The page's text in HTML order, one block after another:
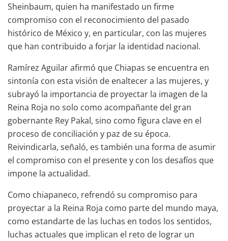
Sheinbaum, quien ha manifestado un firme
compromiso con el reconocimiento del pasado
histórico de México y, en particular, con las mujeres
que han contribuido a forjar la identidad nacional.
Ramírez Aguilar afirmó que Chiapas se encuentra en
sintonía con esta visión de enaltecer a las mujeres, y
subrayó la importancia de proyectar la imagen de la
Reina Roja no solo como acompañante del gran
gobernante Rey Pakal, sino como figura clave en el
proceso de conciliación y paz de su época.
Reivindicarla, señaló, es también una forma de asumir
el compromiso con el presente y con los desafíos que
impone la actualidad.
Como chiapaneco, refrendó su compromiso para
proyectar a la Reina Roja como parte del mundo maya,
como estandarte de las luchas en todos los sentidos,
luchas actuales que implican el reto de lograr un